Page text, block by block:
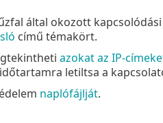
által okozott
című témakört.
azokat az IP-
letiltsa a
naplófájlját.